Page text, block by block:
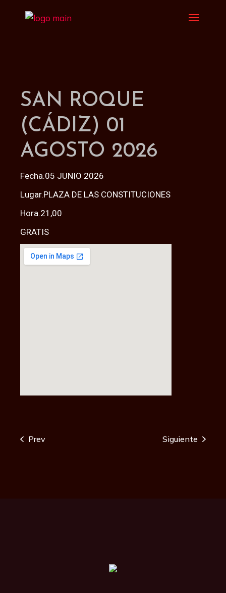
contenido
SAN ROQUE
(CÁDIZ) 01
AGOSTO 2026
Fecha.05 JUNIO 2026
Lugar.PLAZA DE LAS CONSTITUCIONES
Hora.21,00
GRATIS
Prev Siguiente